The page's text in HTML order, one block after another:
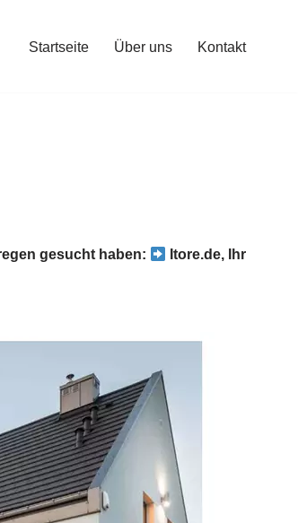
Startseite Über uns Kontakt
gesucht haben:
Itore.de, Ihr